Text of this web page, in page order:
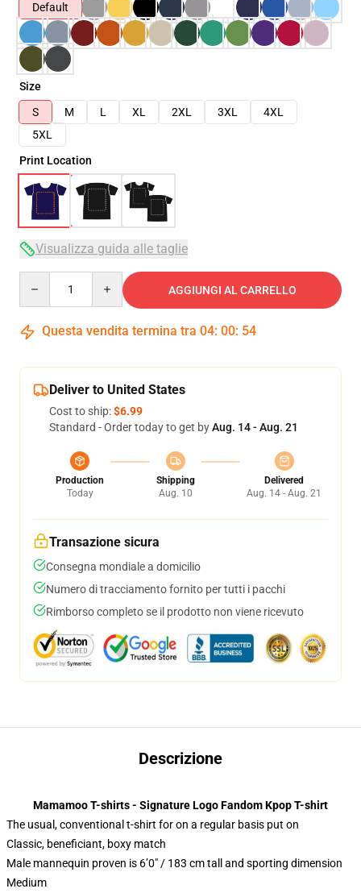
Default
Size
S
M L XL 2XL 3XL
4XL
5XL
Print Location
Visualizza guida alle taglie
AGGIUNGI AL CARRELLO
Questa vendita termina tra 04: 00: 54
Deliver to United States
Cost to ship:$6.99
Standard - Order today to get byAug. 14 - Aug. 21
Production
Today
Shipping
Aug. 10
Delivered
Aug. 14 - Aug. 21
Transazione sicura
Consegna mondiale a domicilio
Numero di tracciamento fornito per tutti i pacchi
Rimborso completo se il prodotto non viene ricevuto
Descrizione
Mamamoo T-shirts - Signature Logo Fandom Kpop T-shirt
The usual, conventional t-shirt for on a regular basis put on
Classic, beneficiant, boxy match
Male mannequin proven is 6’0″ / 183 cm tall and sporting dimension
Medium